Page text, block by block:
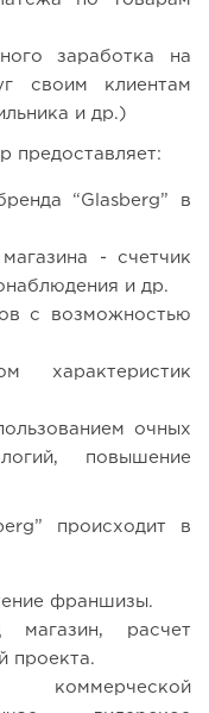
заработка на
своим клиентам
и др.)
предоставляет:
“Glasberg” в
- счетчик
и др.
с возможностью
характеристик
очных
повышение
происходит в
франшизы.
расчет
проекта.
коммерческой